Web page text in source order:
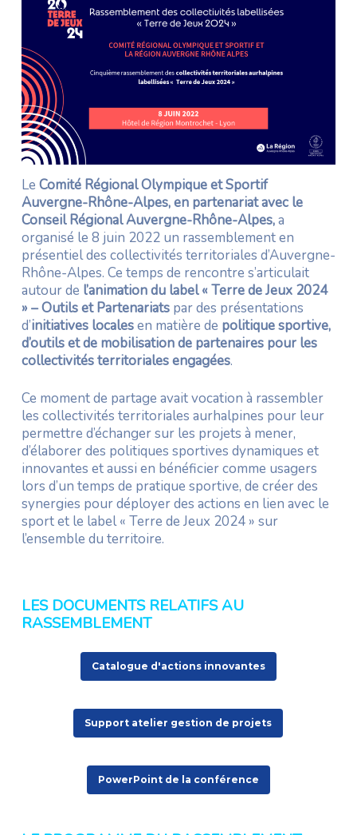
Le Comité Régional Olympique et Sportif
Auvergne-Rhône-Alpes, en partenariat avec le
Conseil Régional Auvergne-Rhône-Alpes,a
organisé le 8 juin 2022 un rassemblement en
présentiel des collectivités territoriales d’Auvergne-
Rhône-Alpes. Ce temps de rencontre s’articulait
autour de l’animation du label « Terre de Jeux 2024
» – Outils et Partenariatspar des présentations
d’initiatives localesen matière de politique sportive,
d’outils et de mobilisation de partenaires pour les
collectivités territoriales engagées.
Ce moment de partage avait vocation à rassembler
les collectivités territoriales aurhalpines pour leur
permettre d’échanger sur les projets à mener,
d’élaborer des politiques sportives dynamiques et
innovantes et aussi en bénéficier comme usagers
lors d’un temps de pratique sportive, de créer des
synergies pour déployer des actions en lien avec le
sport et le label « Terre de Jeux 2024 » sur
l’ensemble du territoire.
LES DOCUMENTS RELATIFS AU
RASSEMBLEMENT
Catalogue d'actions innovantes
Support atelier gestion de projets
PowerPoint de la conférence